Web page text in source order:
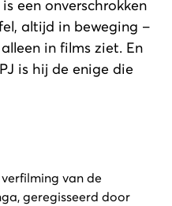
een onverschrokken
altijd in beweging –
in films ziet. En
is hij de enige die
van de
geregisseerd door